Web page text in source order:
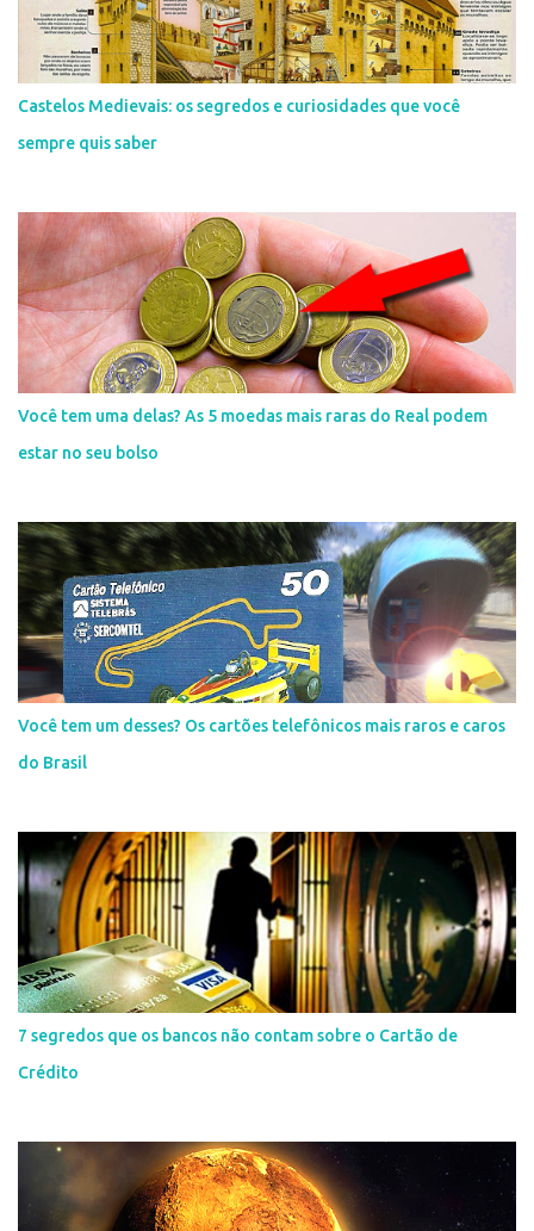
Castelos Medievais: os segredos e curiosidades que você
sempre quis saber
Você tem uma delas? As 5 moedas mais raras do Real podem
estar no seu bolso
Você tem um desses? Os cartões telefônicos mais raros e caros
do Brasil
7 segredos que os bancos não contam sobre o Cartão de
Crédito